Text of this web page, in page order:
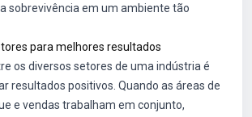
sobrevivência em um ambiente tão
para melhores resultados
os diversos setores de uma indústria é
resultados positivos. Quando as áreas de
e vendas trabalham em conjunto,